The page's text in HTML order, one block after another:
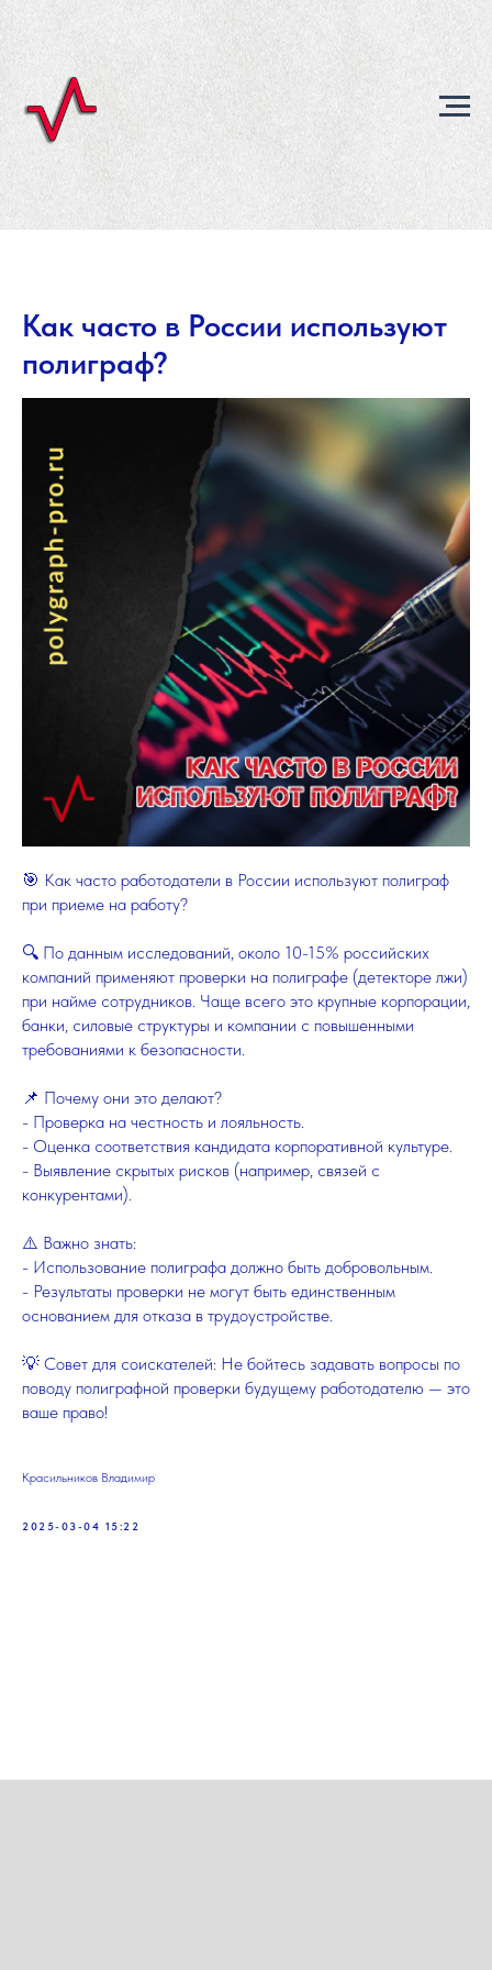
Как часто в России используют
полиграф?
🎯 Как часто работодатели в России используют полиграф
при приеме на работу?
🔍 По данным исследований, около 10-15% российских
компаний применяют проверки на полиграфе (детекторе лжи)
при найме сотрудников. Чаще всего это крупные корпорации,
банки, силовые структуры и компании с повышенными
требованиями к безопасности.
📌 Почему они это делают?
- Проверка на честность и лояльность.
- Оценка соответствия кандидата корпоративной культуре.
- Выявление скрытых рисков (например, связей с
конкурентами).
⚠️ Важно знать:
- Использование полиграфа должно быть добровольным.
- Результаты проверки не могут быть единственным
основанием для отказа в трудоустройстве.
💡 Совет для соискателей: Не бойтесь задавать вопросы по
поводу полиграфной проверки будущему работодателю — это
ваше право!
Красильников Владимир
2025-03-04 15:22